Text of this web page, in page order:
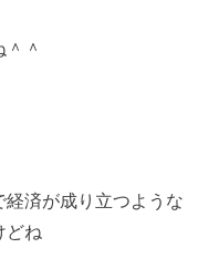
＾
済が成り立つような
どね